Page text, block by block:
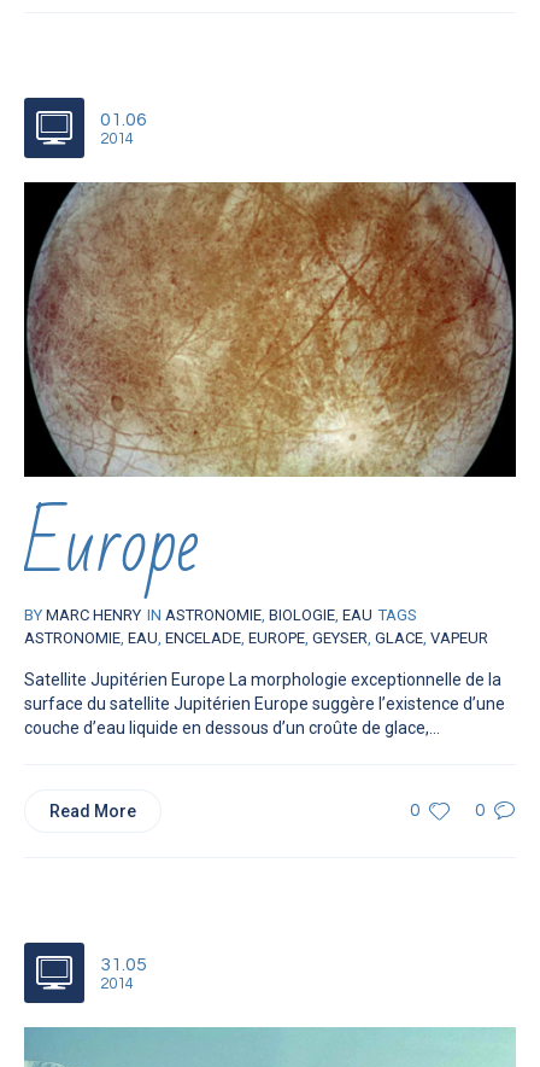
01.06
2014
Europe
BY MARC HENRY IN ASTRONOMIE, BIOLOGIE, EAU TAGS
ASTRONOMIE, EAU, ENCELADE, EUROPE, GEYSER, GLACE, VAPEUR
Satellite Jupitérien Europe La morphologie exceptionnelle de la
surface du satellite Jupitérien Europe suggère l’existence d’une
couche d’eau liquide en dessous d’un croûte de glace,...
0 0
Read More
31.05
2014